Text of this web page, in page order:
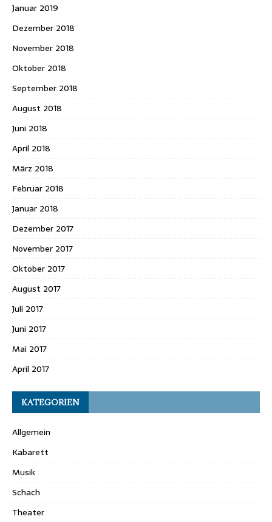
Januar 2019
Dezember 2018
November 2018
Oktober 2018
September 2018
August 2018
Juni 2018
April 2018
März 2018
Februar 2018
Januar 2018
Dezember 2017
November 2017
Oktober 2017
August 2017
Juli 2017
Juni 2017
Mai 2017
April 2017
KATEGORIEN
Allgemein
Kabarett
Musik
Schach
Theater